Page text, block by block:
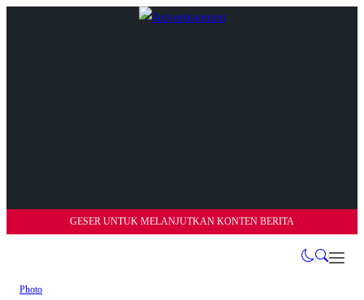
GESER UNTUK MELANJUTKAN KONTEN BERITA
Photo